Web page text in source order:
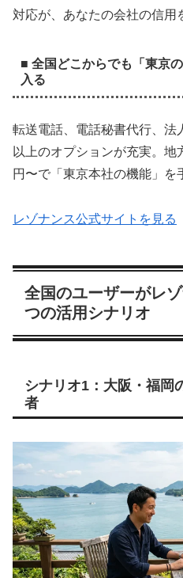
対応が、あなたの会社の信用
■ 全国どこからでも「東京
入る
転送電話、電話秘書代行、法
以上のオプションが充実。
円〜で「東京本社の機能」を
レゾナンス公式サイトを見る
全国のユーザーがレ
つの活用シナリオ
シナリオ1：大阪・福岡
者